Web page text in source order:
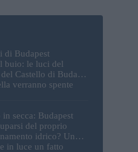
di Budapest
buio: le luci del
Castello di Buda e
verranno spente
secca: Budapest
del proprio
idrico? Un
in luce un fatto